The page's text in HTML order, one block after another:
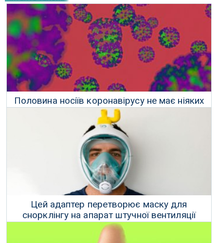
Половина носіїв коронавірусу не має ніяких
симптомів
27 Березня 2020 р.
Цей адаптер перетворює маску для
снорклінгу на апарат штучної вентиляції
легенів